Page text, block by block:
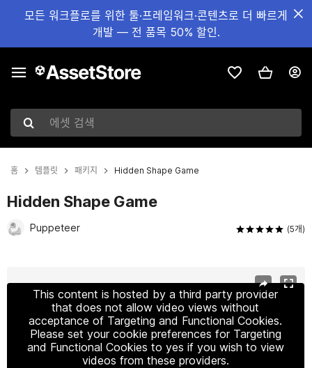
모든 워크플로를 위한 툴·프레임워크·콘텐츠로 더 빠르게
개발 — 전 품목 50% 할인.
에셋 검색
홈 템플릿 패키지 Hidden Shape Game
Hidden Shape Game
Puppeteer (5개)
This content is hosted by a third party provider
that does not allow video views without
acceptance of Targeting and Functional Cookies.
Please set your cookie preferences for Targeting
and Functional Cookies to yes if you wish to view
videos from these providers.